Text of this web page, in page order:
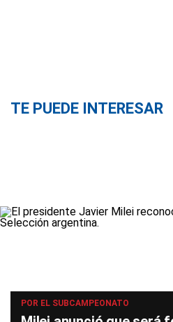
TE PUEDE INTERESAR
POR EL SUBCAMPEONATO